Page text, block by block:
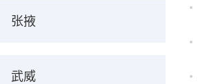
张掖
武威